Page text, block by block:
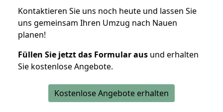
Kontaktieren Sie uns noch heute und lassen Sie
uns gemeinsam Ihren Umzug nach Nauen
planen!
Füllen Sie jetzt das Formular aus und erhalten
Sie kostenlose Angebote.
Kostenlose Angebote erhalten